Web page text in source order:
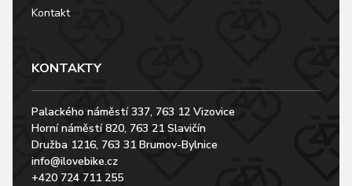
Kontakt
KONTAKTY
Palackého náměstí 337, 763 12 Vizovice
Horní náměstí 820, 763 21 Slavičín
Družba 1216, 763 31 Brumov-Bylnice
info@ilovebike.cz
+420 724 711 255